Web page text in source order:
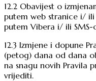
12.2 Obavijest o
putem web stranice i/
putem Vibera i/ ili SMS-
12.3 Izmjene i dopune
(petog) dana od dana
na snagu novih Pravila
vrijediti.